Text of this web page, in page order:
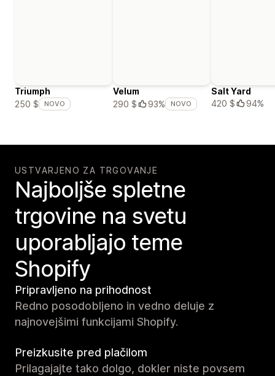
Triumph
250 $
NOVO
Velum
290 $
93% NOVO
Salt Yard
420 $
94%
USTVARJENO ZA TRGOVANJE
Najboljše spletne
trgovine na svetu
uporabljajo teme
Shopify
Pripravljeno na prihodnost
Redno posodobljeno in vedno deluje z
najnovejšimi funkcijami Shopify.
Preizkusite pred plačilom
Prilagajajte tako dolgo, dokler niste povsem